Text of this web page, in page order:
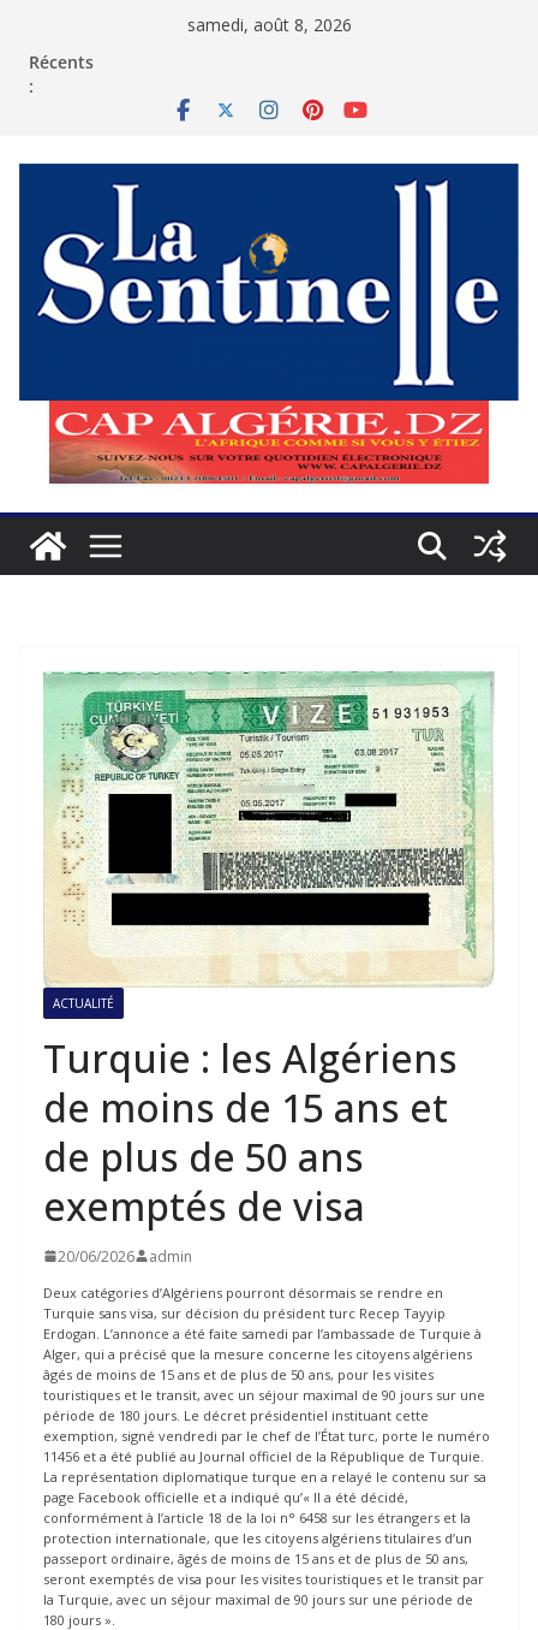
samedi, août 8, 2026
Récents
:
ACTUALITÉ
Turquie : les Algériens
de moins de 15 ans et
de plus de 50 ans
exemptés de visa
20/06/2026 admin
Deux catégories d’Algériens pourront désormais se rendre en
Turquie sans visa, sur décision du président turc Recep Tayyip
Erdogan. L’annonce a été faite samedi par l’ambassade de Turquie à
Alger, qui a précisé que la mesure concerne les citoyens algériens
âgés de moins de 15 ans et de plus de 50 ans, pour les visites
touristiques et le transit, avec un séjour maximal de 90 jours sur une
période de 180 jours. Le décret présidentiel instituant cette
exemption, signé vendredi par le chef de l’État turc, porte le numéro
11456 et a été publié au Journal officiel de la République de Turquie.
La représentation diplomatique turque en a relayé le contenu sur sa
page Facebook officielle et a indiqué qu’« Il a été décidé,
conformément à l’article 18 de la loi n° 6458 sur les étrangers et la
protection internationale, que les citoyens algériens titulaires d’un
passeport ordinaire, âgés de moins de 15 ans et de plus de 50 ans,
seront exemptés de visa pour les visites touristiques et le transit par
la Turquie, avec un séjour maximal de 90 jours sur une période de
180 jours ».